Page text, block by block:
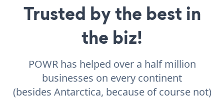
Trusted by the best in
the biz!
POWR has helped over a half million
businesses on every continent
(besides Antarctica, because of course not)